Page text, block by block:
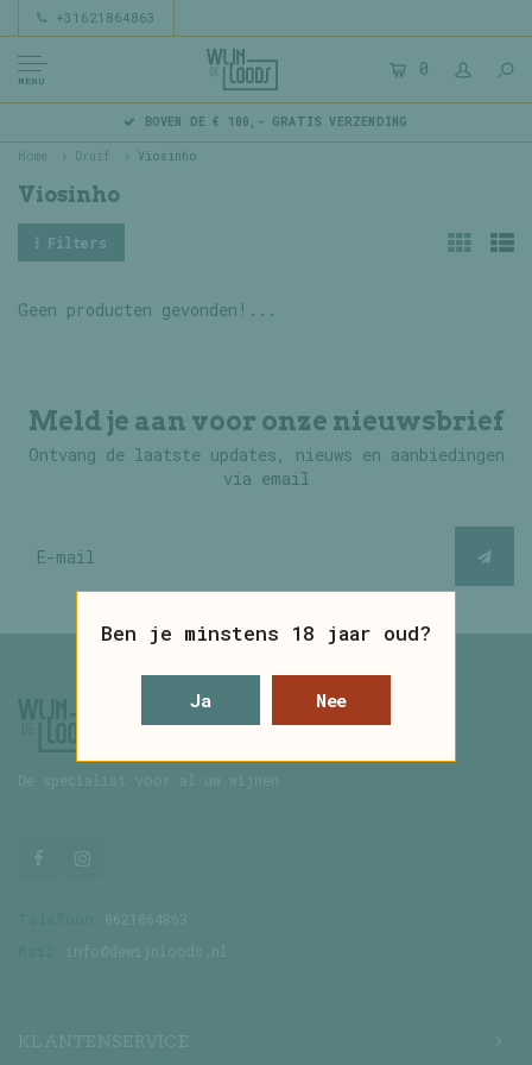
+31621864863
MENU
0
BOVEN DE € 100,- GRATIS VERZENDING
Home Druif Viosinho
Viosinho
Filters
Geen producten gevonden!...
Meld je aan voor onze nieuwsbrief
Ontvang de laatste updates, nieuws en aanbiedingen
via email
De specialist voor al uw wijnen
0621864863
info@dewijnloods.nl
KLANTENSERVICE
Ben je minstens 18 jaar oud?
Ja Nee